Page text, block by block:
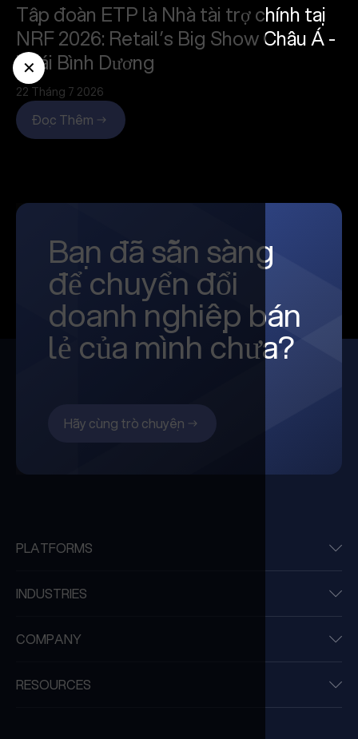
Tập đoàn ETP là Nhà tài trợ chính tại
NRF 2026: Retail’s Big Show Châu Á -
Thái Bình Dương
22 Tháng 7 2026
Đọc Thêm
Bạn đã sẵn sàng
để chuyển đổi
doanh nghiệp bán
lẻ của mình chưa?
Hãy cùng trò chuyện
PLATFORMS
INDUSTRIES
COMPANY
RESOURCES
✕